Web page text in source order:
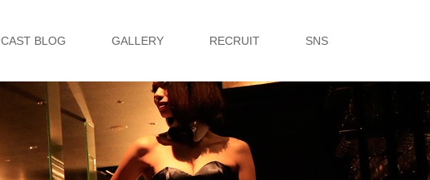
CAST BLOG GALLERY RECRUIT SNS